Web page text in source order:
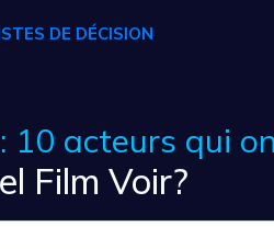
DE DÉCISION
10 acteurs qui
Film Voir?